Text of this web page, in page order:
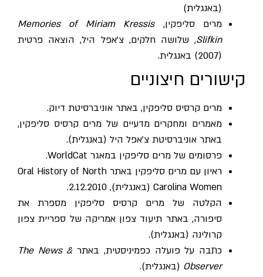
(באנגלית)
מרים סליפקין,Memories of Miriam Kressis
Slifkin, שלושה חלקים, צ'אפל היל, הוצאה פרטית
(2007) באנגלית.
קישורים חיצוניים
מרים קרסיס סליפקין, באתר אוניברסיטת דיוק.
מאמרים ומחקרים מדעיים של מרים קרסיס סליפקין,
באתר אוניברסיטת צ'אפל היל (באנגלית).
פרסומים של מרים סליפקין במאגר WorldCat
.
ראיון עם מרים סליפקין
באתר Oral History of North
Carolina Women (באנגלית), 2.12.2010.
הקלטה של מרים קרסיס סליפקין מספרת את
סיפורה, באתר תיעוד צפון אמריקה של ספריית צפון
קרולינה (באנגלית).
כתבה על פועלה כפמיניסטית, באתרThe News &
Observer (באנגלית).